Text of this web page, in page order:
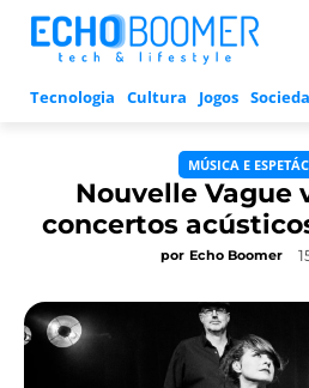
Tecnologia Cultura Jogos
MÚSICA E
Nouvelle Vague
concertos
por Echo Boomer